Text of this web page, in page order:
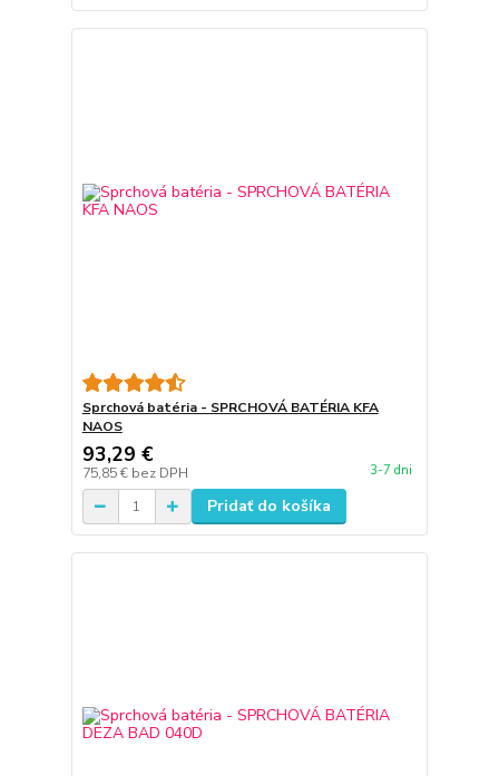
Sprchová batéria - SPRCHOVÁ BATÉRIA KFA
NAOS
93,29 €
75,85 € bez DPH 3-7 dni
Pridať do košíka